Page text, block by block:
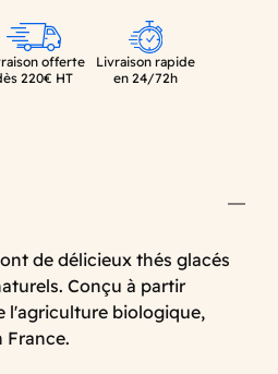
offerte
220€ HT
Livraison rapide
en 24/72h
de délicieux thés glacés
Conçu à partir
l'agriculture biologique,
France.